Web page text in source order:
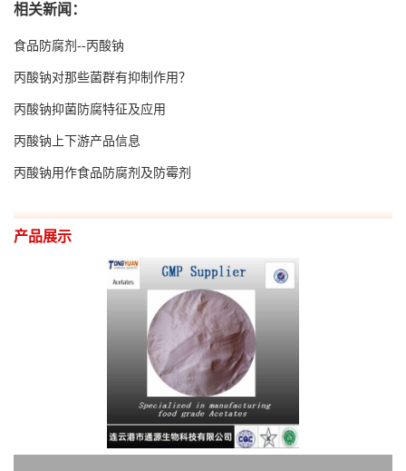
留
EN
相关新闻：
食品防腐剂--丙酸钠
丙酸钠对那些菌群有抑制作用？
丙酸钠抑菌防腐特征及应用
丙酸钠上下游产品信息
丙酸钠用作食品防腐剂及防霉剂
产品展示